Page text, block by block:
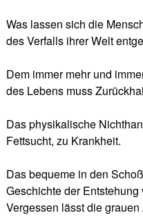
Was lassen sich die
des Verfalls ihrer Welt
Dem immer mehr und
des Lebens muss
Das physikalische
Fettsucht, zu Krankheit.
Das bequeme in den
Geschichte der
Vergessen lässt die